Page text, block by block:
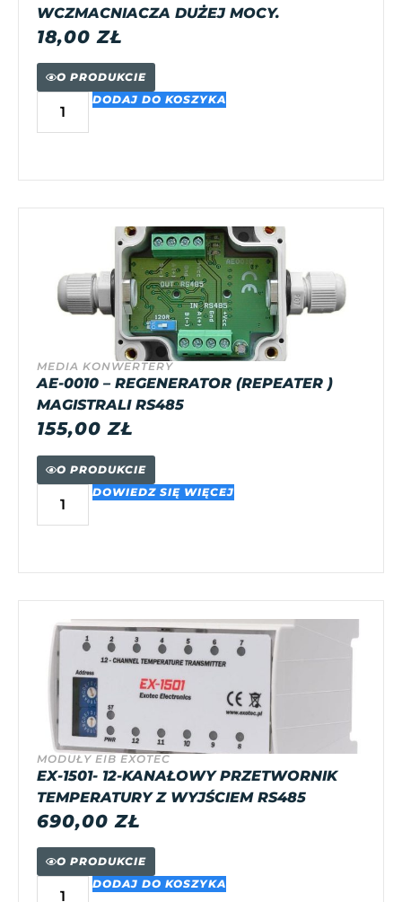
WCZMACNIACZA DUŻEJ MOCY.
18,00ZŁ
O PRODUKCIE
DODAJ DO KOSZYKA
MEDIA KONWERTERY
AE-0010 – REGENERATOR (REPEATER )
MAGISTRALI RS485
155,00ZŁ
O PRODUKCIE
DOWIEDZ SIĘ WIĘCEJ
MODUŁY EIB EXOTEC
EX-1501- 12-KANAŁOWY PRZETWORNIK
TEMPERATURY Z WYJŚCIEM RS485
690,00ZŁ
O PRODUKCIE
DODAJ DO KOSZYKA